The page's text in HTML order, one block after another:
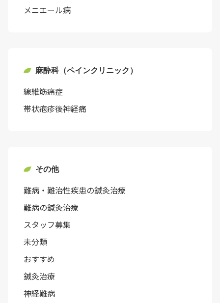
メニエール病
麻酔科（ペインクリニック）
線維筋痛症
帯状疱疹後神経痛
その他
難病・難治性疾患の鍼灸治療
難病の鍼灸治療
スタッフ募集
未分類
おすすめ
鍼灸治療
神経難病